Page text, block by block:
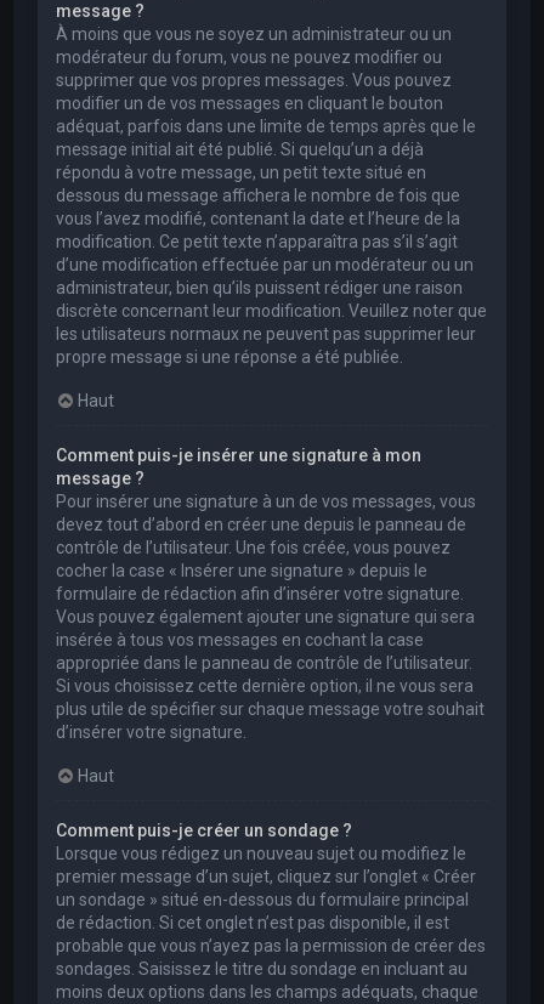
message ?
À moins que vous ne soyez un administrateur ou un
modérateur du forum, vous ne pouvez modifier ou
supprimer que vos propres messages. Vous pouvez
modifier un de vos messages en cliquant le bouton
adéquat, parfois dans une limite de temps après que le
message initial ait été publié. Si quelqu’un a déjà
répondu à votre message, un petit texte situé en
dessous du message affichera le nombre de fois que
vous l’avez modifié, contenant la date et l’heure de la
modification. Ce petit texte n’apparaîtra pas s’il s’agit
d’une modification effectuée par un modérateur ou un
administrateur, bien qu’ils puissent rédiger une raison
discrète concernant leur modification. Veuillez noter que
les utilisateurs normaux ne peuvent pas supprimer leur
propre message si une réponse a été publiée.
Haut
Comment puis-je insérer une signature à mon
message ?
Pour insérer une signature à un de vos messages, vous
devez tout d’abord en créer une depuis le panneau de
contrôle de l’utilisateur. Une fois créée, vous pouvez
cocher la case « Insérer une signature » depuis le
formulaire de rédaction afin d’insérer votre signature.
Vous pouvez également ajouter une signature qui sera
insérée à tous vos messages en cochant la case
appropriée dans le panneau de contrôle de l’utilisateur.
Si vous choisissez cette dernière option, il ne vous sera
plus utile de spécifier sur chaque message votre souhait
d’insérer votre signature.
Haut
Comment puis-je créer un sondage ?
Lorsque vous rédigez un nouveau sujet ou modifiez le
premier message d’un sujet, cliquez sur l’onglet « Créer
un sondage » situé en-dessous du formulaire principal
de rédaction. Si cet onglet n’est pas disponible, il est
probable que vous n’ayez pas la permission de créer des
sondages. Saisissez le titre du sondage en incluant au
moins deux options dans les champs adéquats, chaque